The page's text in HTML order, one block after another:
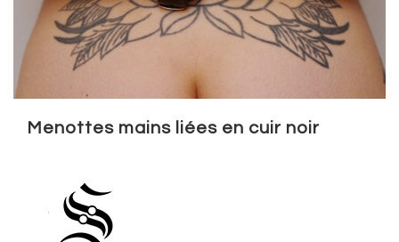
images
Menottes mains liées en cuir noir